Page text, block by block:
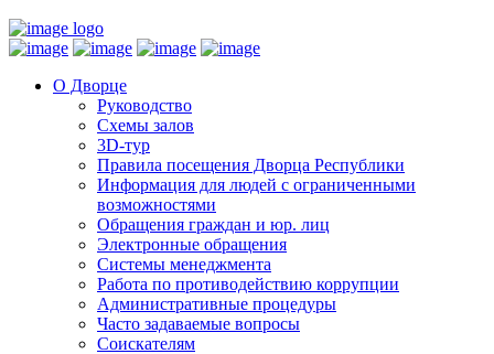
О Дворце
Руководство
Схемы залов
3D-тур
Правила посещения Дворца Республики
Информация для людей с ограниченными
возможностями
Обращения граждан и юр. лиц
Электронные обращения
Системы менеджмента
Работа по противодействию коррупции
Административные процедуры
Часто задаваемые вопросы
Соискателям